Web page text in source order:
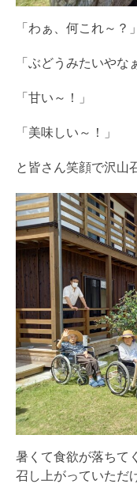
「わぁ、何これ～？」
「ぶどうみたいやな
「甘い～！」
「美味しい～！」
と皆さん笑顔で沢山
暑くて食欲が落ちて
召し上がっていただ